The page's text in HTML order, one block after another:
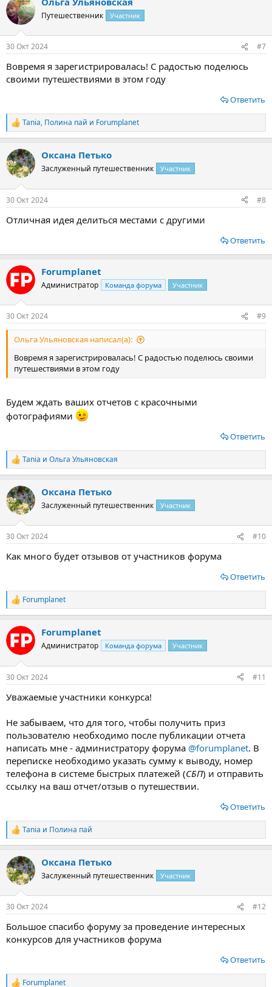
к
ц
и
Путешественник Участник
30 Окт 2024 #7
Вовремя я зарегистрировалась! С радостью поделюсь
своими путешествиями в этом году
Ответить
Р
е
к
ц
и
Tania, Полина пай и Forumplanet
Оксана Петько
Заслуженный путешественник Участник
30 Окт 2024 #8
Отличная идея делиться местами с другими
Ответить
Forumplanet
Администратор Команда форума Участник
30 Окт 2024 #9
Ольга Ульяновская написал(а):
Вовремя я зарегистрировалась! С радостью поделюсь своими
путешествиями в этом году
Будем ждать ваших отчетов с красочными
фотографиями
Ответить
Р
е
к
ц
и
Tania и Ольга Ульяновская
Оксана Петько
Заслуженный путешественник Участник
30 Окт 2024 #10
Как много будет отзывов от участников форума
Ответить
Р
е
к
ц
и
Forumplanet
Forumplanet
Администратор Команда форума Участник
30 Окт 2024 #11
Уважаемые участники конкурса!
Не забываем, что для того, чтобы получить приз
пользователю необходимо после публикации отчета
написать мне - администратору форума @forumplanet. В
переписке необходимо указать сумму к выводу, номер
телефона в системе быстрых платежей (СБП) и отправить
ссылку на ваш отчет/отзыв о путешествии.
Ответить
Р
е
к
ц
и
Tania и Полина пай
Оксана Петько
Заслуженный путешественник Участник
30 Окт 2024 #12
Большое спасибо форуму за проведение интересных
конкурсов для участников форума
Ответить
Forumplanet